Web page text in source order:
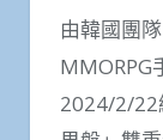
由韓國團
MMORPG
2024/2/22